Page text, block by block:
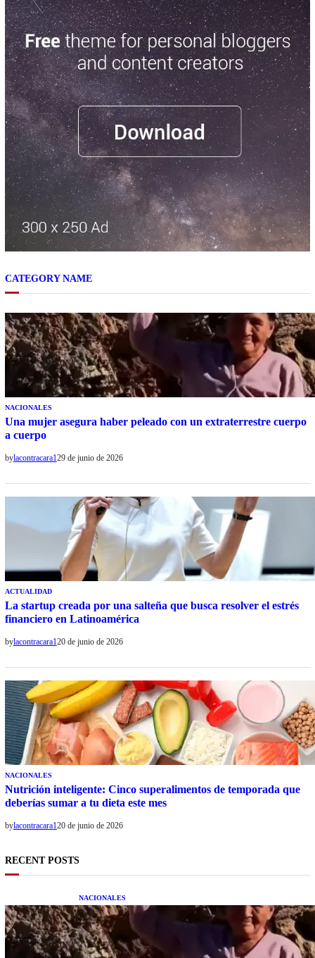
CATEGORY NAME
NACIONALES
Una mujer asegura haber peleado con un extraterrestre cuerpo
a cuerpo
bylacontracara129 de junio de 2026
ACTUALIDAD
La startup creada por una salteña que busca resolver el estrés
financiero en Latinoamérica
bylacontracara120 de junio de 2026
NACIONALES
Nutrición inteligente: Cinco superalimentos de temporada que
deberías sumar a tu dieta este mes
bylacontracara120 de junio de 2026
RECENT POSTS
NACIONALES
Una mujer asegura haber peleado con un
extraterrestre cuerpo a cuerpo